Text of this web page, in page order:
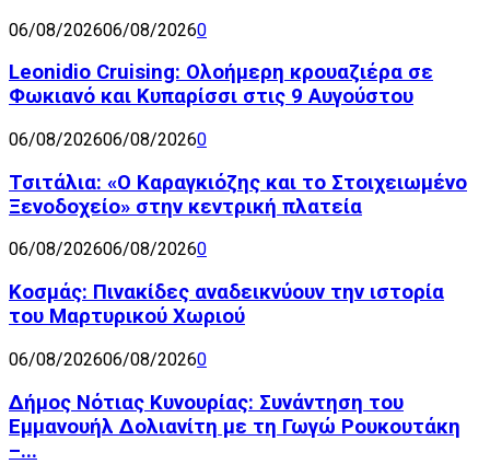
06/08/202606/08/20260
Leonidio Cruising: Ολοήμερη κρουαζιέρα σε
Φωκιανό και Κυπαρίσσι στις 9 Αυγούστου
06/08/202606/08/20260
Τσιτάλια: «Ο Καραγκιόζης και το Στοιχειωμένο
Ξενοδοχείο» στην κεντρική πλατεία
06/08/202606/08/20260
Κοσμάς: Πινακίδες αναδεικνύουν την ιστορία
του Μαρτυρικού Χωριού
06/08/202606/08/20260
Δήμος Νότιας Κυνουρίας: Συνάντηση του
Εμμανουήλ Δολιανίτη με τη Γωγώ Ρουκουτάκη
–...